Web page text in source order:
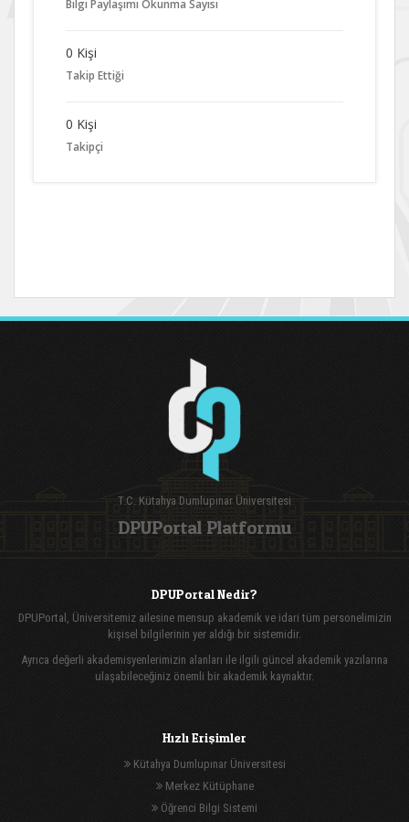
Bilgi Paylaşımı Okunma Sayısı
0 Kişi
Takip Ettiği
0 Kişi
Takipçi
T.C. Kütahya Dumlupınar Üniversitesi
DPUPortal Platformu
DPUPortal Nedir?
DPUPortal, Üniversitemiz ailesine mensup akademik ve idari tüm personelimizin
kişisel bilgilerinin yer aldığı bir sistemidir.
Ayrıca değerli akademisyenlerimizin alanları ile ilgili güncel akademik yazılarına
ulaşabileceğiniz önemli bir akademik kaynaktır.
Hızlı Erişimler
Kütahya Dumlupınar Üniversitesi
Merkez Kütüphane
Öğrenci Bilgi Sistemi